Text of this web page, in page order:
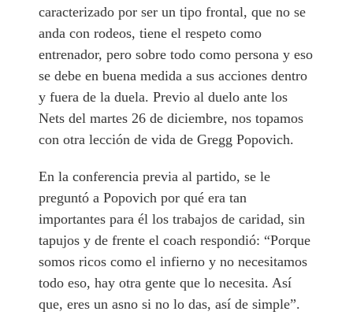
caracterizado por ser un tipo frontal, que no se
anda con rodeos, tiene el respeto como
entrenador, pero sobre todo como persona y eso
se debe en buena medida a sus acciones dentro
y fuera de la duela. Previo al duelo ante los
Nets del martes 26 de diciembre, nos topamos
con otra lección de vida de Gregg Popovich.
En la conferencia previa al partido, se le
preguntó a Popovich por qué era tan
importantes para él los trabajos de caridad, sin
tapujos y de frente el coach respondió: “Porque
somos ricos como el infierno y no necesitamos
todo eso, hay otra gente que lo necesita. Así
que, eres un asno si no lo das, así de simple”.